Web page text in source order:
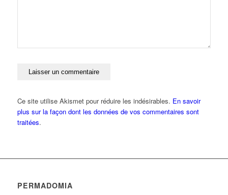
Ce site utilise Akismet pour réduire les indésirables. En savoir
plus sur la façon dont les données de vos commentaires sont
traitées.
PERMADOMIA